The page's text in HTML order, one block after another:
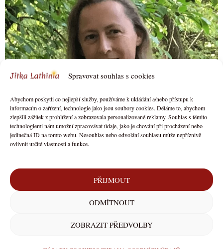
Spravovat souhlas s cookies
Abychom poskytli co nejlepší služby, používáme k ukládání a/nebo přístupu k
informacím o zařízení, technologie jako jsou soubory cookies. Děláme to, abychom
zlepšili zážitek z prohlížení a zobrazovala personalizované reklamy. Souhlas s těmito
technologiemi nám umožní zpracovávat údaje, jako je chování při procházení nebo
jedinečná ID na tomto webu. Nesouhlas nebo odvolání souhlasu může nepříznivě
ovlivnit určité vlastnosti a funkce.
PŘIJMOUT
ODMÍTNOUT
ZOBRAZIT PŘEDVOLBY
OBCHODNÍ PODMÍNKY
Copyright © 2026 Jitka Lathinia